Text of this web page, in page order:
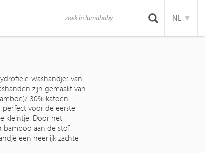
NL
washandjes van
zijn gemaakt van
30% katoen
perfect voor de eerste
kleintje. Door het
bamboo aan de stof
een heerlijk zachte